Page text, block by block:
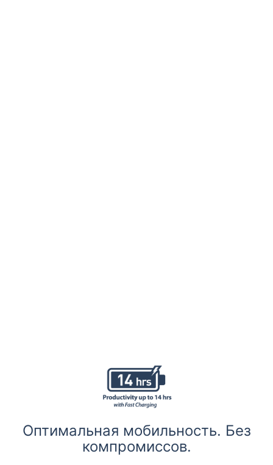
Оптимальная мобильность. Без
компромиссов.